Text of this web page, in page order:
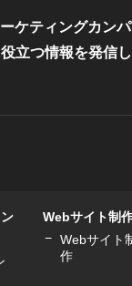
ケティングカン
立つ情報を発信
Webサイト制
Webサイト
作